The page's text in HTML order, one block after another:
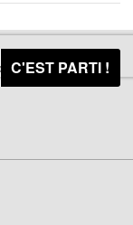
C'EST PARTI !